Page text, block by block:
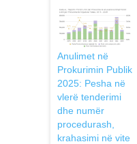
Anulimet në
Prokurimin Publik
2025: Pesha në
vlerë tenderimi
dhe numër
procedurash,
krahasimi në vite